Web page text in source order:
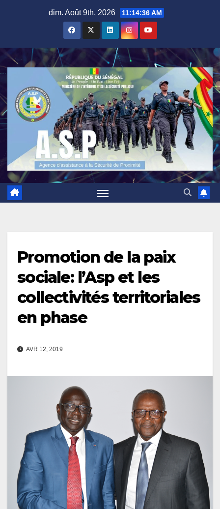
dim. Août 9th, 2026 11:14:37 AM
Promotion de la paix
sociale: l’Asp et les
collectivités territoriales
en phase
AVR 12, 2019